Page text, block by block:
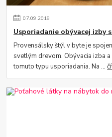
07.09.2019
Usporiadanie obývacej izby
Provensálsky štýl v byte je
svetlým drevom. Obývacia izba
tomuto typu usporiadania. Na ...